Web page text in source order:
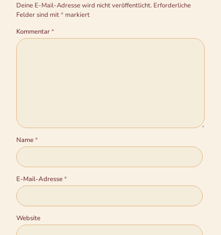
Deine E-Mail-Adresse wird nicht veröffentlicht. Erforderliche
Felder sind mit* markiert
Kommentar*
Name*
E-Mail-Adresse*
Website